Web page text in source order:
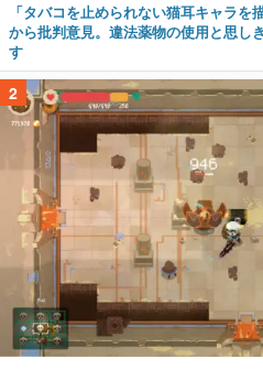
「タバコを止められない猫耳キャラ
から批判意見。違法薬物の使用と思し
す
2